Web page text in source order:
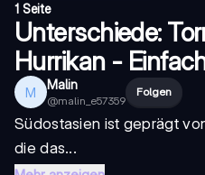
1 Seite
Unterschiede:
Hurrikan -
M Malin
@malin_e57359
Folgen
Südostasien ist geprägt
die das...